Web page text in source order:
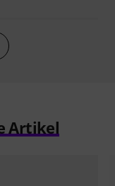
Artikel